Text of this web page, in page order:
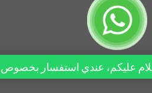
عليكم، عندي استفسار بخصوص